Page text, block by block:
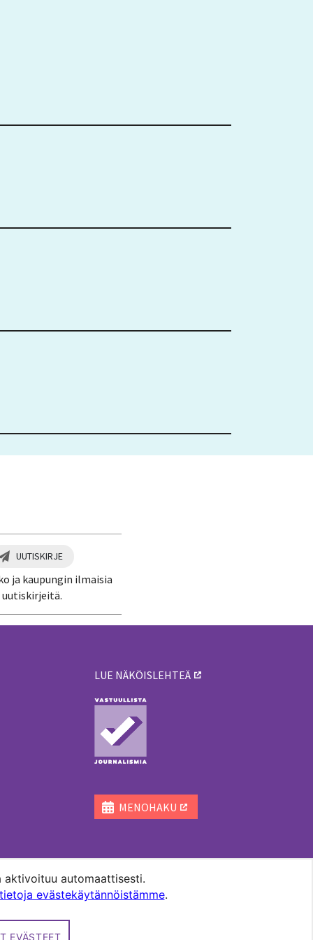
aktivoituu automaattisesti.
evästekäytännöistämme.
EVÄSTEET
UUTISKIRJE
ja kaupungin ilmaisia
uutiskirjeitä.
LUE NÄKÖISLEHTEÄ
MENOHAKU